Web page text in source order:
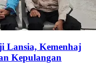
Lansia, Kemenhaj
Kepulangan